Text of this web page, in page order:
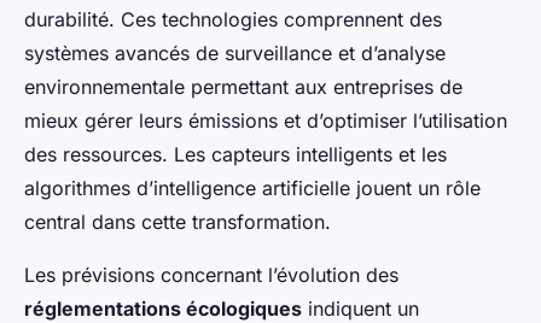
durabilité. Ces technologies comprennent des
systèmes avancés de surveillance et d’analyse
environnementale permettant aux entreprises de
mieux gérer leurs émissions et d’optimiser l’utilisation
des ressources. Les capteurs intelligents et les
algorithmes d’intelligence artificielle jouent un rôle
central dans cette transformation.
Les prévisions concernant l’évolution des
réglementations écologiques indiquent un